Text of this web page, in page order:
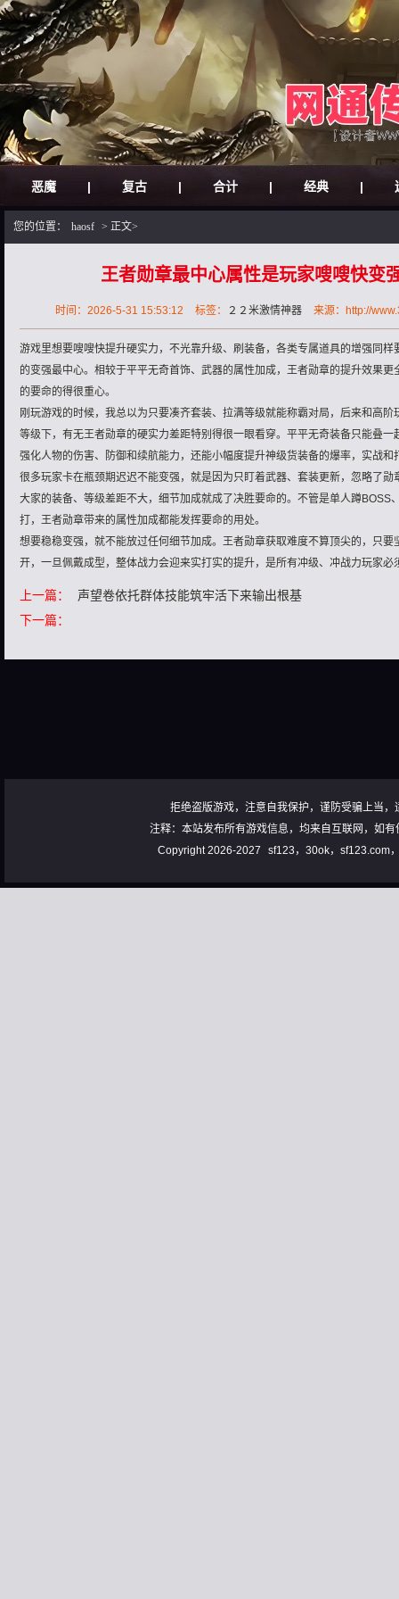
恶魔 | 复古 | 合计 | 经典 |
您的位置： haosf > 正文>
王者勋章最中心属性是玩家嗖嗖快变
时间：2026-5-31 15:53:12 标签： ２２米激情神器 来源：http://
游戏里想要嗖嗖快提升硬实力，不光靠升级、刷装备，各类专属道具的‌增强同
的变强最中心。相较于平平无奇首饰、武器的属性加成，王者勋章的提升效果
的要命的得很重心。
刚玩游戏的时候，我总以为只要凑齐套装、拉满等级就能称霸对局，后来和高
等级下，有无王者勋章的硬实力差距特别得很一眼看穿。平平无奇装备只能叠
强化人物的伤害、防御和续航能力，还能小幅度提升神级货装备的爆率，实战和
很多玩家卡在瓶颈期迟迟不能变强，就是因为只盯着武器、套装更新，忽略了
大家的装备、等级差距不大，细节加成就成了决胜要命的。不管是单人蹲BOSS
打，王者勋章带来的属性加成都能发挥要命的用处。
想要稳稳变强，就不能放过任何细节加成。王者勋章获取难度不算顶尖的，只
开，一旦佩戴成型，整体战力会迎来实打实的提升，是所有冲级、冲战力玩家必
上一篇：
声望卷依托群体技能筑牢活下来输出根基
下一篇：
拒绝盗版游戏，注意自我保护，谨防受骗上当
注释：本站发布所有游戏信息，均来自互联网，如
Copyright 2026-2027
sf123，30ok，sf123.com